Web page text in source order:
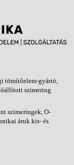
tömítőelem-gyártó,
szimering
szimeringek, O-
áruk kis- és